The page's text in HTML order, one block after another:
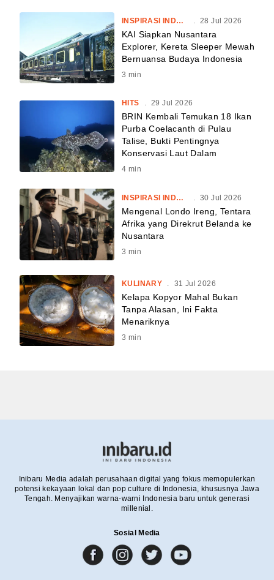
INSPIRASI INDONESIA . 28 Jul 2026
KAI Siapkan Nusantara
Explorer, Kereta Sleeper Mewah
Bernuansa Budaya Indonesia
3 min
HITS . 29 Jul 2026
BRIN Kembali Temukan 18 Ikan
Purba Coelacanth di Pulau
Talise, Bukti Pentingnya
Konservasi Laut Dalam
4 min
INSPIRASI INDONESIA 30 Jul 2026
Mengenal Londo Ireng, Tentara
Afrika yang Direkrut Belanda ke
Nusantara
3 min
KULINARY 31 Jul 2026
Kelapa Kopyor Mahal Bukan
Tanpa Alasan, Ini Fakta
Menariknya
3 min
Inibaru Media adalah perusahaan digital yang fokus memopulerkan
potensi kekayaan lokal dan pop culture di Indonesia, khususnya Jawa
Tengah. Menyajikan warna-warni Indonesia baru untuk generasi
millenial.
Sosial Media